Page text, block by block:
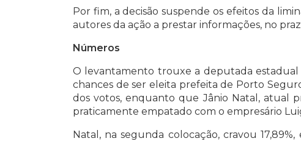
Por fim, a decisão suspende os efeitos da
autores da ação a prestar informações, no
Números
O levantamento trouxe a deputada estadual
chances de ser eleita prefeita de Porto
dos votos, enquanto que Jânio Natal, atual
praticamente empatado com o empresário
Natal, na segunda colocação, cravou